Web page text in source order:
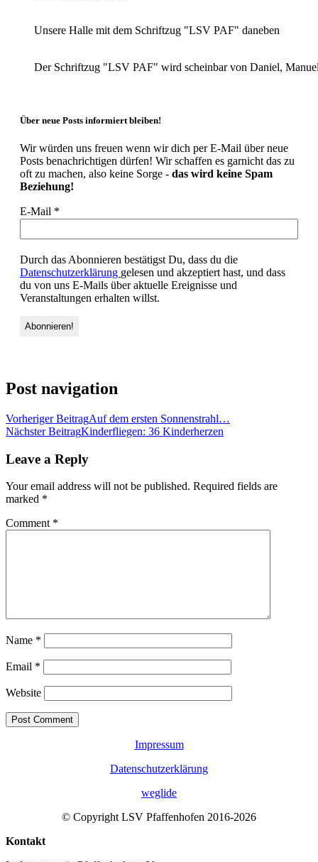
Unsere Halle mit dem Schriftzug "LSV PAF" daneben
Der Schriftzug "LSV PAF" wird scheinbar von Daniel,
Über neue Posts informiert bleiben!
Wir würden uns freuen wenn wir dich per E-Mail über neue
Posts benachrichtigen dürfen! Wir schaffen es garnicht das zu
oft zu machen, also keine Sorge - das wird keine Spam
Beziehung!
E-Mail *
Durch das Abonnieren bestätigst Du, dass du die
Datenschutzerklärung gelesen und akzeptiert hast, und dass
du von uns E-Mails über aktuelle Ereignisse und
Veranstaltungen erhalten willst.
Post navigation
Vorheriger BeitragAuf dem ersten Sonnenstrahl…
Nächster BeitragKinderfliegen: 36 Kinderherzen
Leave a Reply
Your email address will not be published. Required fields are
marked *
Comment *
Name *
Email *
Website
Impressum
Datenschutzerklärung
weglide
© Copyright LSV Pfaffenhofen 2016-2026
Kontakt